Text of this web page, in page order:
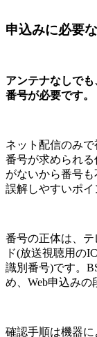
申込みに必要
アンテナなしで
番号が必要です。
ネット配信のみ
番号が求められ
がないから番号
誤解しやすいポイ
番号の正体は、
ド(放送視聴用の
識別番号)です。
め、Web申込みの
確認手順は機器に